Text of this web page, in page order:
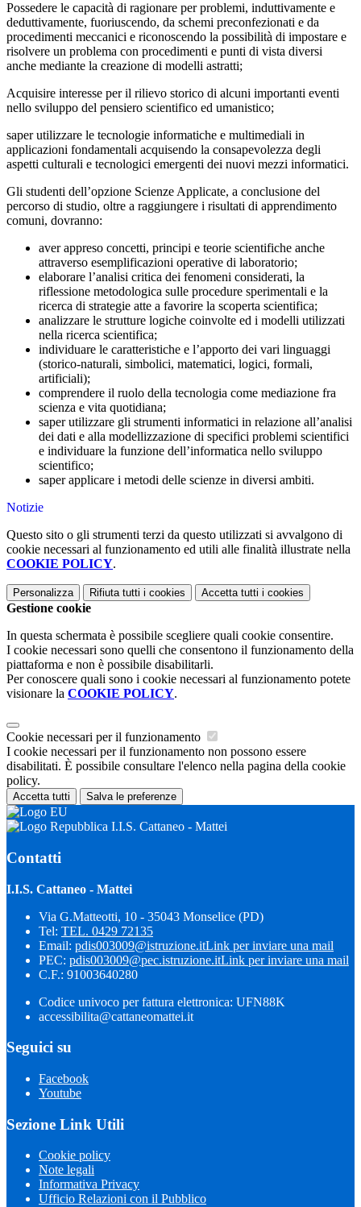
Possedere le capacità di ragionare per problemi, induttivamente e
deduttivamente, fuoriuscendo, da schemi preconfezionati e da
procedimenti meccanici e riconoscendo la possibilità di impostare e
risolvere un problema con procedimenti e punti di vista diversi
anche mediante la creazione di modelli astratti;
Acquisire interesse per il rilievo storico di alcuni importanti eventi
nello sviluppo del pensiero scientifico ed umanistico;
saper utilizzare le tecnologie informatiche e multimediali in
applicazioni fondamentali acquisendo la consapevolezza degli
aspetti culturali e tecnologici emergenti dei nuovi mezzi informatici.
Gli studenti dell’opzione Scienze Applicate, a conclusione del
percorso di studio, oltre a raggiungere i risultati di apprendimento
comuni, dovranno:
aver appreso concetti, principi e teorie scientifiche anche
attraverso esemplificazioni operative di laboratorio;
elaborare l’analisi critica dei fenomeni considerati, la
riflessione metodologica sulle procedure sperimentali e la
ricerca di strategie atte a favorire la scoperta scientifica;
analizzare le strutture logiche coinvolte ed i modelli utilizzati
nella ricerca scientifica;
individuare le caratteristiche e l’apporto dei vari linguaggi
(storico-naturali, simbolici, matematici, logici, formali,
artificiali);
comprendere il ruolo della tecnologia come mediazione fra
scienza e vita quotidiana;
saper utilizzare gli strumenti informatici in relazione all’analisi
dei dati e alla modellizzazione di specifici problemi scientifici
e individuare la funzione dell’informatica nello sviluppo
scientifico;
saper applicare i metodi delle scienze in diversi ambiti.
Notizie
Questo sito o gli strumenti terzi da questo utilizzati si avvalgono di
cookie necessari al funzionamento ed utili alle finalità illustrate nella
COOKIE POLICY.
Personalizza Rifiuta tutti i cookies Accetta tutti i cookies
Gestione cookie
In questa schermata è possibile scegliere quali cookie consentire.
I cookie necessari sono quelli che consentono il funzionamento della
piattaforma e non è possibile disabilitarli.
Per conoscere quali sono i cookie necessari al funzionamento potete
visionare la COOKIE POLICY.
Cookie necessari per il funzionamento
I cookie necessari per il funzionamento non possono essere
disabilitati. È possibile consultare l'elenco nella pagina della cookie
policy.
Accetta tutti Salva le preferenze
I.I.S. Cattaneo - Mattei
Contatti
I.I.S. Cattaneo - Mattei
Via G.Matteotti, 10 - 35043 Monselice (PD)
Tel: TEL. 0429 72135
Email: pdis003009@istruzione.itLink per inviare una mail
PEC: pdis003009@pec.istruzione.itLink per inviare una mail
C.F.: 91003640280
Codice univoco per fattura elettronica: UFN88K
accessibilita@cattaneomattei.it
Seguici su
Facebook
Youtube
Sezione Link Utili
Cookie policy
Note legali
Informativa Privacy
Ufficio Relazioni con il Pubblico